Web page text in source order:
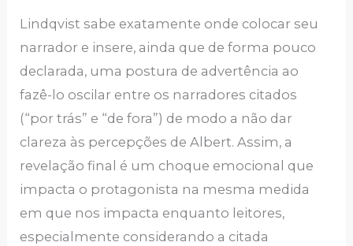
Lindqvist sabe exatamente onde colocar seu
narrador e insere, ainda que de forma pouco
declarada, uma postura de advertência ao
fazê-lo oscilar entre os narradores citados
(“por trás” e “de fora”) de modo a não dar
clareza às percepções de Albert. Assim, a
revelação final é um choque emocional que
impacta o protagonista na mesma medida
em que nos impacta enquanto leitores,
especialmente considerando a citada